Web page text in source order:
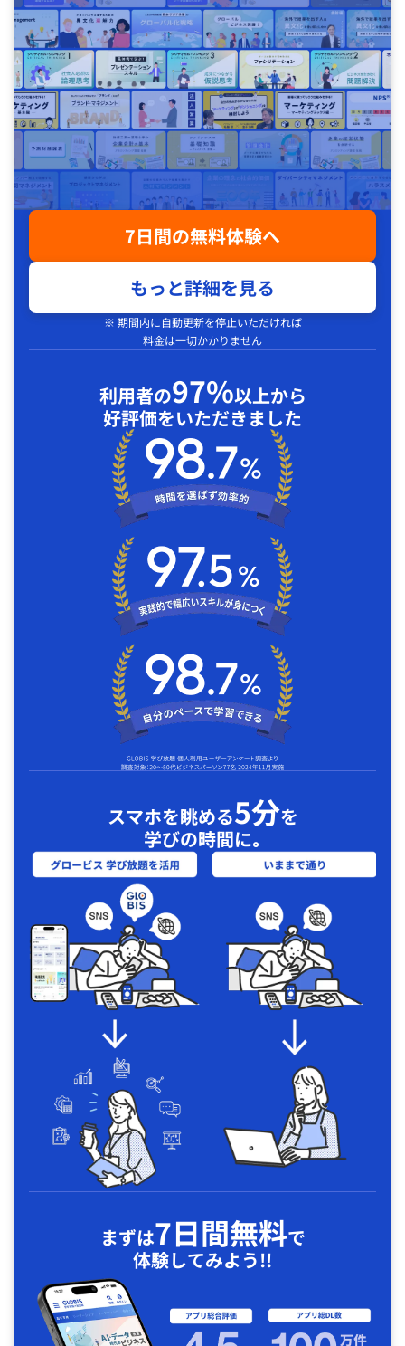
7日間の無料体験へ
もっと詳細を見る
※ 期間内に自動更新を停止いただければ
料金は一切かかりません
利用者の97%以上から
好評価をいただきました
スマホを眺める5分を
学びの時間に｡
まずは7日間無料で
体験してみよう!!